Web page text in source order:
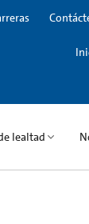
lealtad